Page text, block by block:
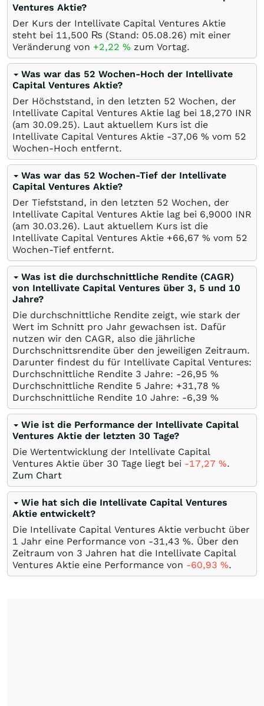
Ventures Aktie?
Der Kurs der Intellivate Capital Ventures Aktie
steht bei 11,500 ₨ (Stand: 05.08.26) mit einer
Veränderung von +2,22 % zum Vortag.
Was war das 52 Wochen-Hoch der Intellivate
Capital Ventures Aktie?
Der Höchststand, in den letzten 52 Wochen, der
Intellivate Capital Ventures Aktie lag bei 18,270 INR
(am 30.09.25). Laut aktuellem Kurs ist die
Intellivate Capital Ventures Aktie -37,06 % vom 52
Wochen-Hoch entfernt.
Was war das 52 Wochen-Tief der Intellivate
Capital Ventures Aktie?
Der Tiefststand, in den letzten 52 Wochen, der
Intellivate Capital Ventures Aktie lag bei 6,9000 INR
(am 30.03.26). Laut aktuellem Kurs ist die
Intellivate Capital Ventures Aktie +66,67 % vom 52
Wochen-Tief entfernt.
Was ist die durchschnittliche Rendite (CAGR)
von Intellivate Capital Ventures über 3, 5 und 10
Jahre?
Die durchschnittliche Rendite zeigt, wie stark der
Wert im Schnitt pro Jahr gewachsen ist. Dafür
nutzen wir den CAGR, also die jährliche
Durchschnittsrendite über den jeweiligen Zeitraum.
Darunter findest du für Intellivate Capital Ventures:
Durchschnittliche Rendite 3 Jahre: -26,95 %
Durchschnittliche Rendite 5 Jahre: +31,78 %
Durchschnittliche Rendite 10 Jahre: -6,39 %
Wie ist die Performance der Intellivate Capital
Ventures Aktie der letzten 30 Tage?
Die Wertentwicklung der Intellivate Capital
Ventures Aktie über 30 Tage liegt bei -17,27 %.
Zum Chart
Wie hat sich die Intellivate Capital Ventures
Aktie entwickelt?
Die Intellivate Capital Ventures Aktie verbucht über
1 Jahr eine Performance von -31,43 %. Über den
Zeitraum von 3 Jahren hat die Intellivate Capital
Ventures Aktie eine Performance von -60,93 %.